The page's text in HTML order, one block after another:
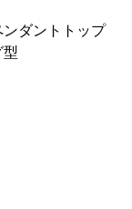
ンダントトップ
型